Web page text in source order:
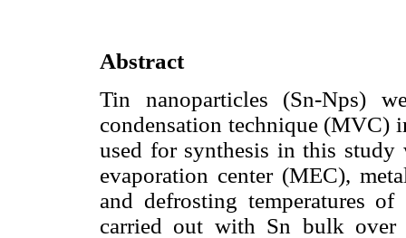
Abstract
Tin nanoparticles (Sn-Nps)
condensation technique (MVC)
used for synthesis in this
evaporation center (MEC),
and defrosting temperatures
carried out with Sn bulk over